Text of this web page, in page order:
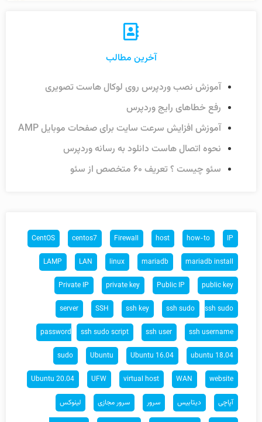
آخرین مطالب
آموزش نصب وردپرس روی لوکال هاست تصویری
رفع خطاهای رایج وردپرس
آموزش افزایش سرعت سایت برای صفحات موبایل AMP
نحوه اتصال هاست دانلود به رسانه وردپرس
سئو چیست ؟ تعریف ۶۰ متخصص از سئو
CentOS centos7 Firewall host how-to IP
LAMP LAN linux mariadb mariadb install
Private IP private key Public IP public key
server SSH ssh key ssh sudo ssh sudo
password ssh sudo script ssh user ssh username
sudo Ubuntu Ubuntu 16.04 ubuntu 18.04
Ubuntu 20.04 UFW virtual host WAN website
آپاچی دیتابیس سرور سرور مجازی لینوکس